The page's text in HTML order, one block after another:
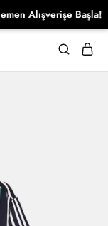
Alışverişe Başla!